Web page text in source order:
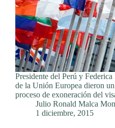
Presidente del Perú y
de la Unión Europea dieron
proceso de exoneración del
Julio Ronald Malca
1 diciembre, 2015